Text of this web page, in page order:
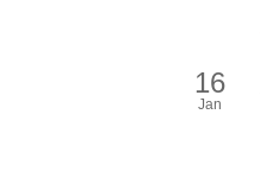
16
Jan